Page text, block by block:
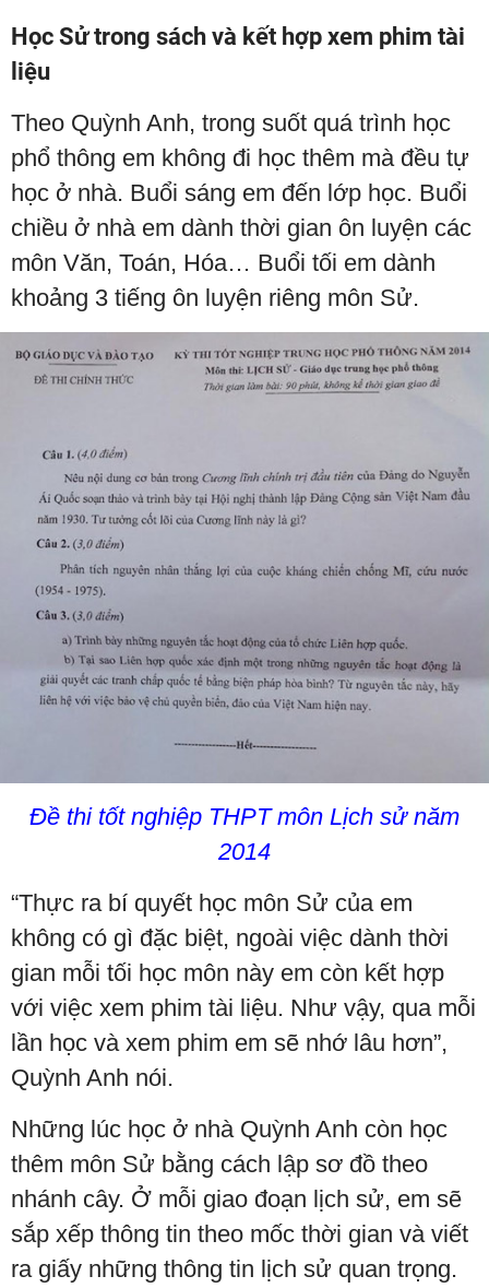
Học Sử trong sách và kết hợp xem phim tài
liệu
Theo Quỳnh Anh, trong suốt quá trình học
phổ thông em không đi học thêm mà đều tự
học ở nhà. Buổi sáng em đến lớp học. Buổi
chiều ở nhà em dành thời gian ôn luyện các
môn Văn, Toán, Hóa… Buổi tối em dành
khoảng 3 tiếng ôn luyện riêng môn Sử.
Đề thi tốt nghiệp THPT môn Lịch sử năm
2014
“Thực ra bí quyết học môn Sử của em
không có gì đặc biệt, ngoài việc dành thời
gian mỗi tối học môn này em còn kết hợp
với việc xem phim tài liệu. Như vậy, qua mỗi
lần học và xem phim em sẽ nhớ lâu hơn”,
Quỳnh Anh nói.
Những lúc học ở nhà Quỳnh Anh còn học
thêm môn Sử bằng cách lập sơ đồ theo
nhánh cây. Ở mỗi giao đoạn lịch sử, em sẽ
sắp xếp thông tin theo mốc thời gian và viết
ra giấy những thông tin lịch sử quan trọng.